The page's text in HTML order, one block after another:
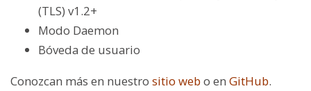
(TLS) v1.2+
Modo Daemon
Bóveda de usuario
Conozcan más en nuestro sitio web o en GitHub.